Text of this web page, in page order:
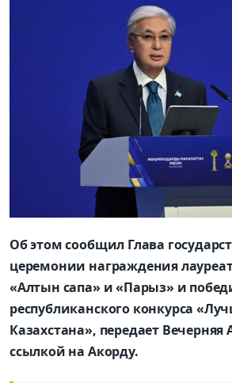
Об этом сообщил Глава
церемонии награждения
«Алтын сапа» и «Парыз» и
республиканского конкурса
Казахстана», передает Вечерняя
ссылкой на Акорду.